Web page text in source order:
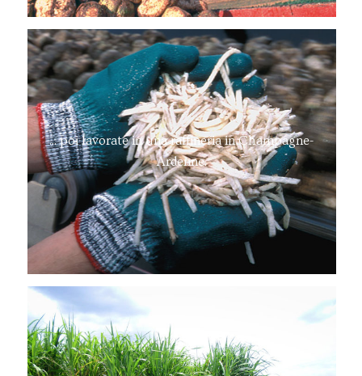
... poi lavorate in una raffineria in Champagne-
Ardenne.